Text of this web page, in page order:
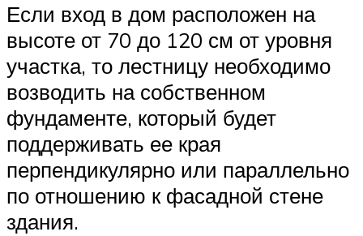
Если вход в дом расположен на
высоте от 70 до 120 см от уровня
участка, то лестницу необходимо
возводить на собственном
фундаменте, который будет
поддерживать ее края
перпендикулярно или параллельно
по отношению к фасадной стене
здания.